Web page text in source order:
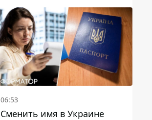
06:53
Сменить имя в Украине